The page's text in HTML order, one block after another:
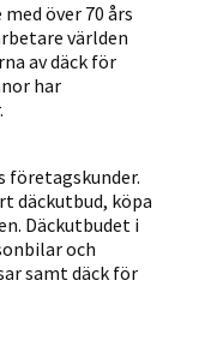
över 70 års
världen
av däck för
har
företagskunder.
däckutbud, köpa
Däckutbudet i
och
samt däck för